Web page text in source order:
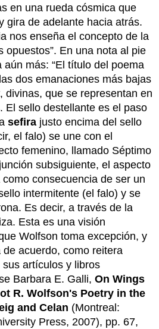
en una rueda cósmica que
gira de adelante hacia atrás.
nos enseña el concepto de la
opuestos”. En una nota al pie
aún más: “El título del poema
dos emanaciones más bajas
, divinas, que se representan en
El sello destellante es el paso
sefira justo encima del sello
el falo) se une con el
femenino, llamado Séptimo
subsiguiente, el aspecto
consecuencia de ser un
intermitente (el falo) y se
Es decir, a través de la
Esta es una visión
Wolfson toma excepción, y
acuerdo, como reitera
artículos y libros
Barbara E. Galli,On Wings
R. Wolfson's Poetry in the
and Celan (Montreal:
Press, 2007), pp. 67,